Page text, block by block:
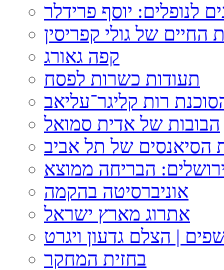
לנופלים: יוסף פרידלר
החיים של גולי קפריסין
קפה גאורג
תעודות כשרות לפסח
רות קליגר־עליאב
הבובות של אדית סמואל
של תל אביב
הבריחה ממוצא
אוניברסיטה בהקמה
אתרוג מארץ ישראל
| הצלם גדעון ויגרט
בחזית המחקר